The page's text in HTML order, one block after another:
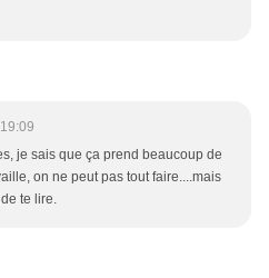
je sais que ça prend beaucoup de
on ne peut pas tout faire....mais
te lire.